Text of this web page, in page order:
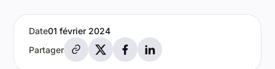
PartagerPartager par e-mail
Partager sur X
Partager sur Facebook
Partager sur LinkedIn
Date01 février 2024